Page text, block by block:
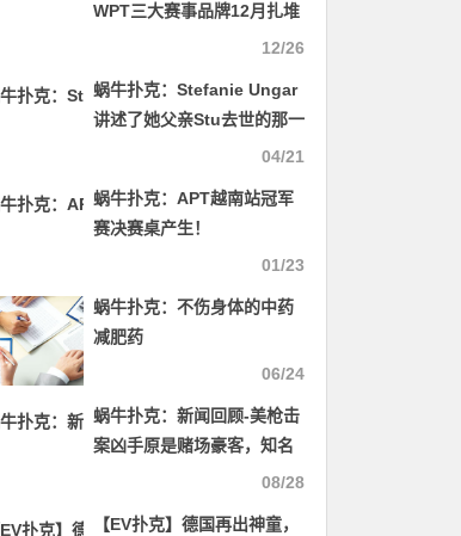
WPT三大赛事品牌12月扎堆
12/26
蜗牛扑克：Stefanie Ungar
讲述了她父亲Stu去世的那一
04/21
蜗牛扑克：APT越南站冠军
赛决赛桌产生！
01/23
蜗牛扑克：不伤身体的中药
减肥药
06/24
蜗牛扑克：新闻回顾-美枪击
案凶手原是赌场豪客，知名
08/28
【EV扑克】德国再出神童，